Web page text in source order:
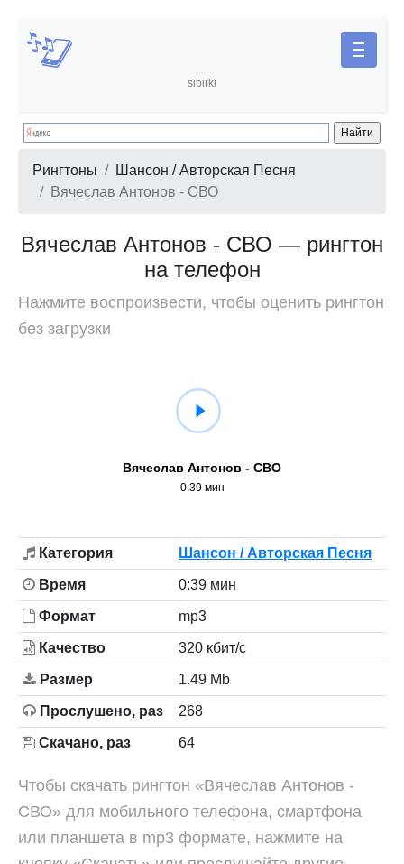
sibirki
Рингтоны
Шансон / Авторская Песня
Вячеслав Антонов - СВО
Вячеслав Антонов - СВО — рингтон
на телефон
Нажмите воспроизвести, чтобы оценить рингтон
без загрузки
Вячеслав Антонов - СВО
0:39 мин
Категория Шансон / Авторская Песня
Время 0:39 мин
Формат mp3
Качество 320 кбит/с
Размер 1.49 Mb
Прослушено, раз 268
Скачано, раз 64
Чтобы скачать рингтон «Вячеслав Антонов -
СВО» для мобильного телефона, смартфона
или планшета в mp3 формате, нажмите на